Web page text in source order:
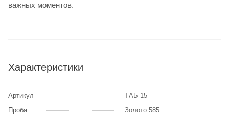
важных моментов.
Характеристики
Артикул
ТАБ 15
Проба
Золото 585